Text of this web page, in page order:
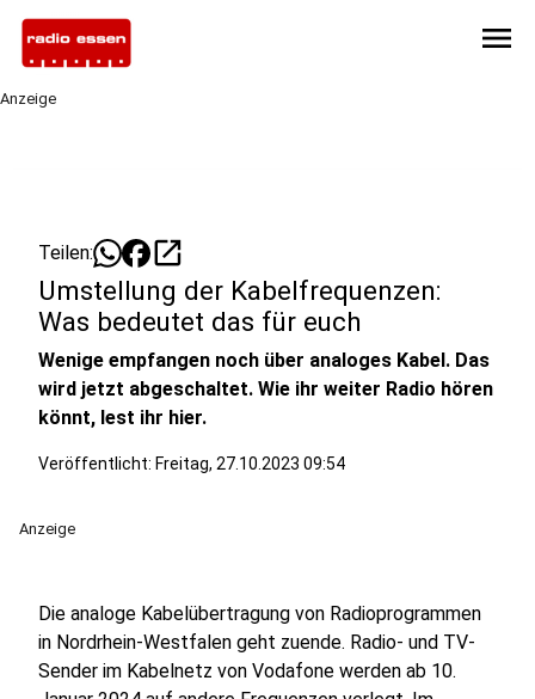
menu
Anzeige
Teilen: open_in_new
Umstellung der Kabelfrequenzen:
Was bedeutet das für euch
Wenige empfangen noch über analoges Kabel. Das
wird jetzt abgeschaltet. Wie ihr weiter Radio hören
könnt, lest ihr hier.
Veröffentlicht: Freitag, 27.10.2023 09:54
Anzeige
Die analoge Kabelübertragung von Radioprogrammen
in Nordrhein-Westfalen geht zuende. Radio- und TV-
Sender im Kabelnetz von Vodafone werden ab 10.